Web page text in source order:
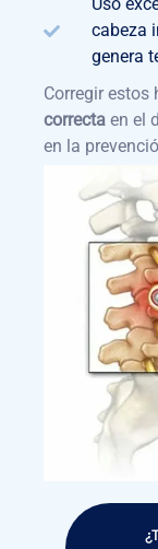
Uso
cabeza
genera
Corregir estos
correcta en el
en la